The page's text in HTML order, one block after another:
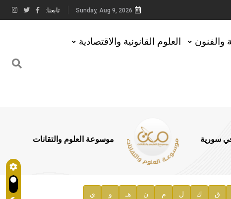
Sunday, Aug 9, 2026 تابعنا:
والفنون العلوم القانونية والاقتصادية
سورية موسوعة العلوم والتقانات
ق ك ل م ن هـ و ي